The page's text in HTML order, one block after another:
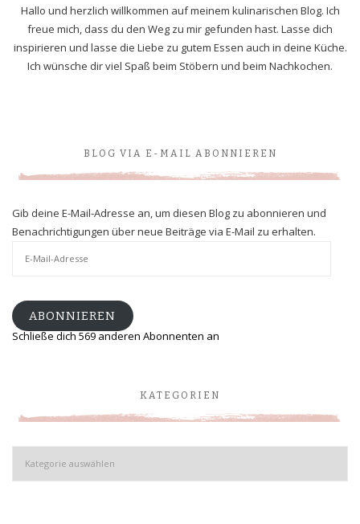
Hallo und herzlich willkommen auf meinem kulinarischen Blog. Ich
freue mich, dass du den Weg zu mir gefunden hast. Lasse dich
inspirieren und lasse die Liebe zu gutem Essen auch in deine Küche.
Ich wünsche dir viel Spaß beim Stöbern und beim Nachkochen.
BLOG VIA E-MAIL ABONNIEREN
Gib deine E-Mail-Adresse an, um diesen Blog zu abonnieren und
Benachrichtigungen über neue Beiträge via E-Mail zu erhalten.
ABONNIEREN
Schließe dich 569 anderen Abonnenten an
KATEGORIEN
Kategorien